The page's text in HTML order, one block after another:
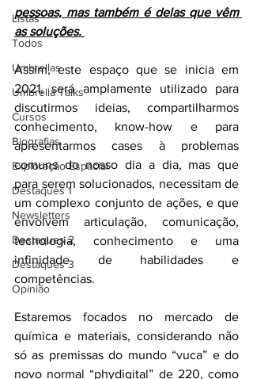
Listas
Todos
Umbrellas
Umbrella Talks
Cursos
Biografias
Exploração Espacial
Destaques 1
Newsletters
Destaques 2
Destaques 3
Opinião
pessoas, mas também é delas que vêm
as soluções.
Assim, este espaço que se inicia em
2021, será amplamente utilizado para
discutirmos ideias, compartilharmos
conhecimento, know-how e para
apresentarmos cases à problemas
comuns do nosso dia a dia, mas que
para serem solucionados, necessitam de
um complexo conjunto de ações, e que
envolvem articulação, comunicação,
tecnologia, conhecimento e uma
infinidade de habilidades e
competências.
Estaremos focados no mercado de
química e materiais, considerando não
só as premissas do mundo “vuca” e do
novo normal “phydigital” de 220, como